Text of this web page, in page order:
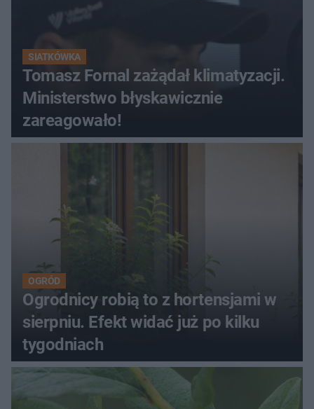
SIATKÓWKA
Tomasz Fornal zażądał klimatyzacji.
Ministerstwo błyskawicznie
zareagowało!
OGRÓD
Ogrodnicy robią to z hortensjami w
sierpniu. Efekt widać już po kilku
tygodniach